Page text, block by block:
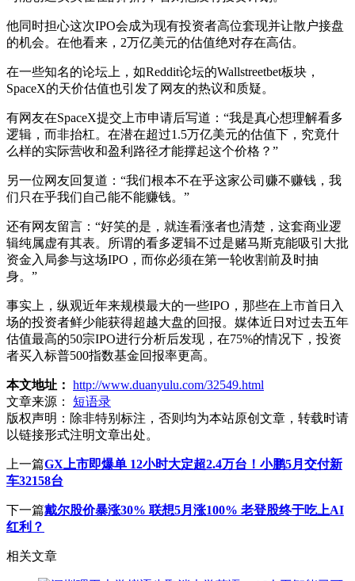
他同时担心这次IPO会成为现有投资者高位套现并让散户接盘
的机会。在他看来，2万亿美元的估值绝对存在高估。
在一些知名的论坛上，如Reddit论坛的Wallstreetbet板块，
SpaceX的天价估值也引发了网友的热议和质疑。
有网友在SpaceX提交上市申请后写道：“我是真心想理解看多
逻辑，而非抬杠。在潜在超过1.5万亿美元的估值下，究竟什
么样的实际营收和盈利路径才能撑起这个价格？”
另一位网友回复道：“我们根本不在乎这家公司赚不赚钱，我
们只在乎我们自己能不能赚钱。”
还有网友留言：“好笑的是，就连看涨者也清楚，这套商业逻
辑纯属虚有其表。所谓的看多逻辑不过是赌马斯克能吸引大批
资金入局参与这场IPO，而你必须在第一轮收割前及时抽
身。”
事实上，纵观近年来规模最大的一些IPO，那些在上市首日入
场的投资者鲜少能获得超越大盘的回报。媒体近日对过去五年
估值最高的50宗IPO进行分析后发现，在75%的情况下，投资
者买入标普500指数基金回报率更高。
本文地址： http://www.duanyulu.com/32549.html
文章来源：
短语录
版权声明： 除非特别标注，否则均为本站原创文章，转载时请
以链接形式注明文章出处。
上一篇GX上市即爆单 12小时大定超2.4万台！小鹏5月交付新
车32158台
下一篇戴尔股价暴涨30% 联想5月涨100% 老登股终于吃上AI
红利？
相关文章